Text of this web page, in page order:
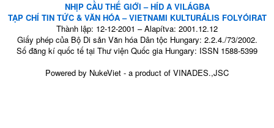
NHỊP CẦU THẾ GIỚI – HÍD A VILÁGBA
TẠP CHÍ TIN TỨC & VĂN HÓA – VIETNAMI KULTURÁLIS FOLYÓIRAT
Thành lập: 12-12-2001 – Alapítva: 2001.12.12
Giấy phép của Bộ Di sản Văn hóa Dân tộc Hungary: 2.2.4./73/2002.
Số đăng kí quốc tế tại Thư viện Quốc gia Hungary: ISSN 1588-5399
Powered by NukeViet - a product of VINADES.,JSC